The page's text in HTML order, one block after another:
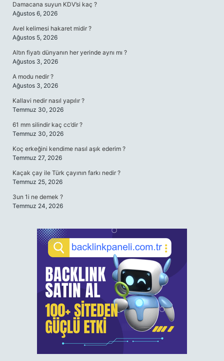
Damacana suyun KDV’si kaç ?
Ağustos 6, 2026
Avel kelimesi hakaret midir ?
Ağustos 5, 2026
Altın fiyatı dünyanın her yerinde aynı mı ?
Ağustos 3, 2026
A modu nedir ?
Ağustos 3, 2026
Kallavi nedir nasıl yapılır ?
Temmuz 30, 2026
61 mm silindir kaç cc’dir ?
Temmuz 30, 2026
Koç erkeğini kendime nasıl aşık ederim ?
Temmuz 27, 2026
Kaçak çay ile Türk çayının farkı nedir ?
Temmuz 25, 2026
3un 1i ne demek ?
Temmuz 24, 2026